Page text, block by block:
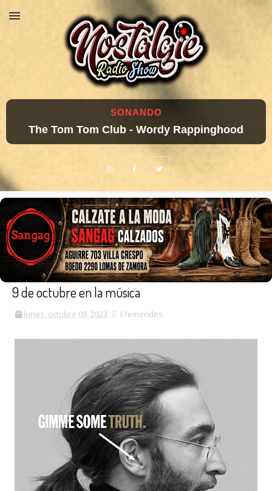
SONANDO
The Tom Tom Club - Wordy Rappinghood
9 de octubre en la música
lunes, octubre 09, 2023 Efemerides